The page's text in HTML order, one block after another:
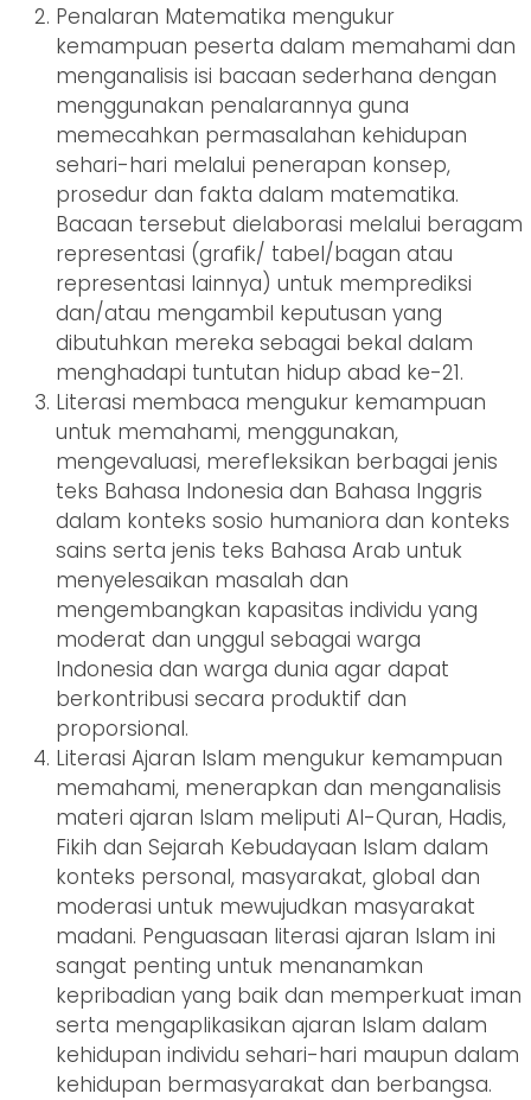
Penalaran Matematika mengukur
kemampuan peserta dalam memahami dan
menganalisis isi bacaan sederhana dengan
menggunakan penalarannya guna
memecahkan permasalahan kehidupan
sehari-hari melalui penerapan konsep,
prosedur dan fakta dalam matematika.
Bacaan tersebut dielaborasi melalui beragam
representasi (grafik/ tabel/bagan atau
representasi lainnya) untuk memprediksi
dan/atau mengambil keputusan yang
dibutuhkan mereka sebagai bekal dalam
menghadapi tuntutan hidup abad ke-21.
Literasi membaca mengukur kemampuan
untuk memahami, menggunakan,
mengevaluasi, merefleksikan berbagai jenis
teks Bahasa Indonesia dan Bahasa Inggris
dalam konteks sosio humaniora dan konteks
sains serta jenis teks Bahasa Arab untuk
menyelesaikan masalah dan
mengembangkan kapasitas individu yang
moderat dan unggul sebagai warga
Indonesia dan warga dunia agar dapat
berkontribusi secara produktif dan
proporsional.
Literasi Ajaran Islam mengukur kemampuan
memahami, menerapkan dan menganalisis
materi ajaran Islam meliputi Al-Quran, Hadis,
Fikih dan Sejarah Kebudayaan Islam dalam
konteks personal, masyarakat, global dan
moderasi untuk mewujudkan masyarakat
madani. Penguasaan literasi ajaran Islam ini
sangat penting untuk menanamkan
kepribadian yang baik dan memperkuat iman
serta mengaplikasikan ajaran Islam dalam
kehidupan individu sehari-hari maupun dalam
kehidupan bermasyarakat dan berbangsa.